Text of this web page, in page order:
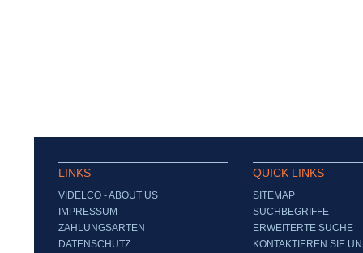
LINKS
VIDELCO - ABOUT US
IMPRESSUM
ZAHLUNGSARTEN
DATENSCHUTZ
QUICK LINKS
SITEMAP
SUCHBEGRIFFE
ERWEITERTE SUCHE
KONTAKTIEREN SIE